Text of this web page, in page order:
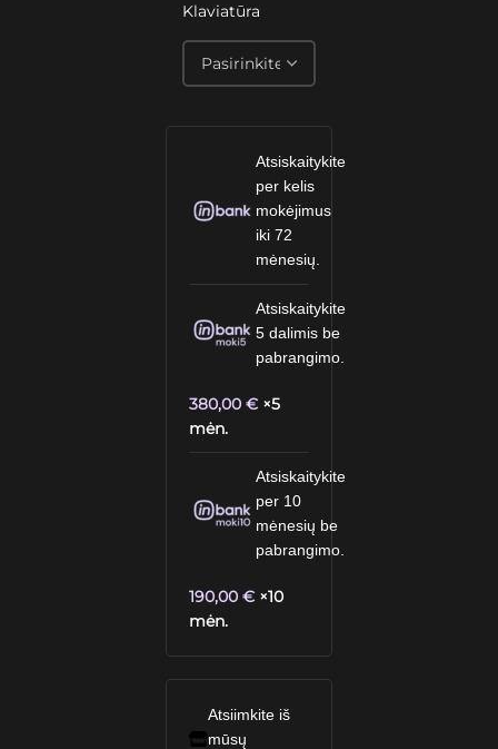
Klaviatūra
Atsiskaitykite
per kelis
mokėjimus
iki 72
mėnesių.
Atsiskaitykite
5 dalimis be
pabrangimo.
380,00€ ×5
mėn.
Atsiskaitykite
per 10
mėnesių be
pabrangimo.
190,00€ ×10
mėn.
Atsiimkite iš
mūsų